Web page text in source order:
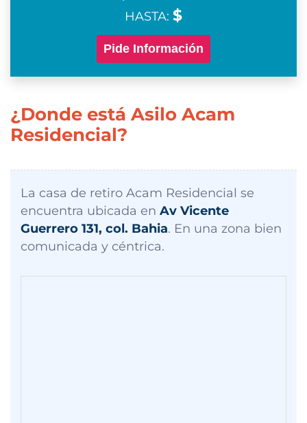
HASTA: $
Pide Información
¿Donde está Asilo Acam
Residencial?
La casa de retiro Acam Residencial se
encuentra ubicada en Av Vicente
Guerrero 131, col. Bahia. En una zona bien
comunicada y céntrica.